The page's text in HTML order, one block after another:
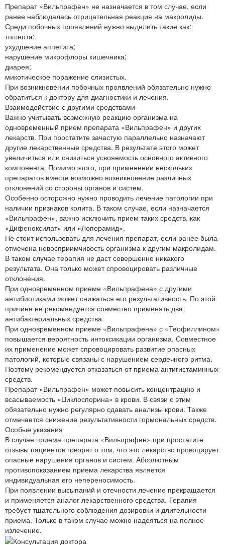
Препарат «Вильпрафен» не назначается в том случае, если
ранее наблюдалась отрицательная реакция на макролиды.
Среди побочных проявлений нужно выделить такие как:
тошнота;
ухудшение аппетита;
нарушение микрофлоры кишечника;
диарея;
микотическое поражение слизистых.
При возникновении побочных проявлений обязательно нужно
обратиться к доктору для диагностики и лечения.
Взаимодействие с другими средствами
Важно учитывать возможную реакцию организма на
одновременный прием препарата «Вильпрафен» и других
лекарств. При простатите зачастую параллельно назначают
другие лекарственные средства. В результате этого может
увеличиться или снизиться усвояемость основного активного
компонента. Помимо этого, при применении нескольких
препаратов вместе возможно возникновение различных
отклонений со стороны органов и систем.
Особенно осторожно нужно проводить лечение патологии при
наличии признаков колита. В таком случае, если назначается
«Вильпрафен», важно исключить прием таких средств, как
«Дифеноксилат» или «Лоперамид».
Не стоит использовать для лечения препарат, если ранее была
отмечена невосприимчивость организма к другим макролидам.
В таком случае терапия не даст совершенно никакого
результата. Она только может спровоцировать различные
отклонения.
При одновременном приеме «Вильпрафена» с другими
антибиотиками может снижаться его результативность. По этой
причине не рекомендуется совместно применять два
антибактериальных средства.
При одновременном приеме «Вильпрафена» с «Теофиллином»
повышается вероятность интоксикации организма. Совместное
их применение может спровоцировать развитие опасных
патологий, которые связаны с нарушением сердечного ритма.
Поэтому рекомендуется отказаться от приема антигистаминных
средств.
Препарат «Вильпрафен» может повысить концентрацию и
всасываемость «Циклоспорина» в крови. В связи с этим
обязательно нужно регулярно сдавать анализы крови. Также
отмечается снижение результативности гормональных средств.
Особые указания
В случае приема препарата «Вильпрафен» при простатите
отзывы пациентов говорят о том, что это лекарство провоцирует
опасные нарушения органов и систем. Абсолютным
противопоказанием приема лекарства является
индивидуальная его непереносимость.
При появлении высыпаний и отечности лечение прекращается
и применяется аналог лекарственного средства. Терапия
требует тщательного соблюдения дозировки и длительности
приема. Только в таком случае можно надеяться на полное
излечение.